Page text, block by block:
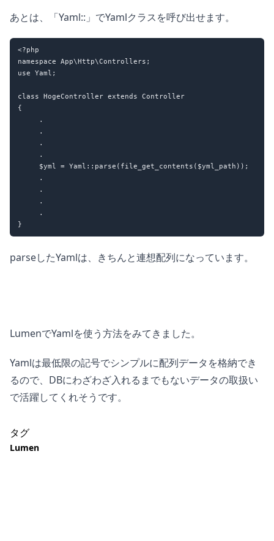
あとは、「Yaml::」でYamlクラスを呼び出せます。
<?php
namespace App\Http\Controllers;
use Yaml;
class HogeController extends Controller
{
     .
     .
     .
     .
     $yml = Yaml::parse(file_get_contents($yml_path));
     .
     .
     .
     .
parseしたYamlは、きちんと連想配列になっています。
LumenでYamlを使う方法をみてきました。
Yamlは最低限の記号でシンプルに配列データを格納でき
るので、DBにわざわざ入れるまでもないデータの取扱い
で活躍してくれそうです。
タグ
Lumen